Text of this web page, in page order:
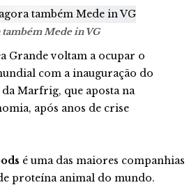
Mede in VG
Grande voltam a ocupar o
com a inauguração do
Marfrig, que aposta na
após anos de crise
é uma das maiores companhias
proteína animal do mundo.